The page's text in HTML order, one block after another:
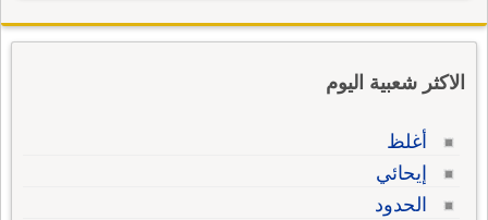
الاكثر شعبية اليوم
أغلظ
إيحائي
الحدود